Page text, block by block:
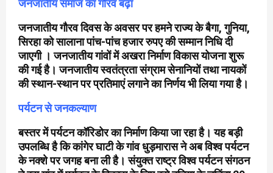
जनजातीय समाज का गौरव बढ़ा
जनजातीय गौरव दिवस के अवसर पर हमने राज्य के बैगा, गुनिया,
सिरहा को सालाना पांच-पांच हजार रुपए की सम्मान निधि दी
जाएगी । जनजातीय गांवों में अखरा निर्माण विकास योजना शुरू
की गई है। जनजातीय स्वतंत्रता संग्राम सेनानियों तथा नायकों
की स्थान-स्थान पर प्रतिमाएं लगाने का निर्णय भी लिया गया है।
पर्यटन से जनकल्याण
बस्तर में पर्यटन कॉरिडोर का निर्माण किया जा रहा है। यह बड़ी
उपलब्धि है कि कांगेर घाटी के गांव धुड़मारास ने अब विश्व पर्यटन
के नक्शे पर जगह बना ली है। संयुक्त राष्ट्र विश्व पर्यटन संगठन